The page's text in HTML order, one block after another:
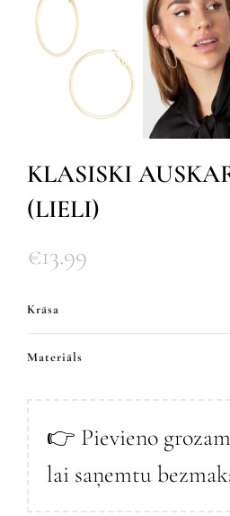
KLASISKI
(LIELI)
€13.99
Krāsa
Materiāls
👉 Pievieno
lai saņemtu